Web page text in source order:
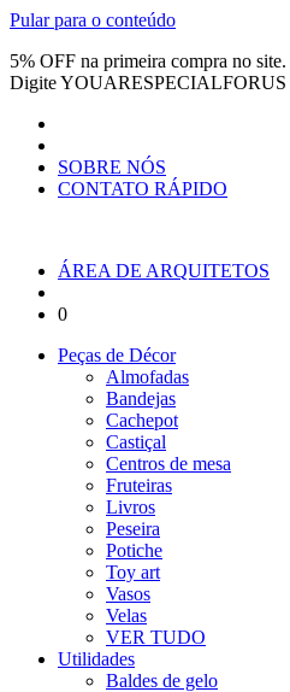
Pular para o conteúdo
5% OFF na primeira compra no site.
DigiteYOUARESPECIALFORUS
SOBRE NÓS
CONTATO RÁPIDO
ÁREA DE ARQUITETOS
0
Peças de Décor
Almofadas
Bandejas
Cachepot
Castiçal
Centros de mesa
Fruteiras
Livros
Peseira
Potiche
Toy art
Vasos
Velas
VER TUDO
Utilidades
Baldes de gelo